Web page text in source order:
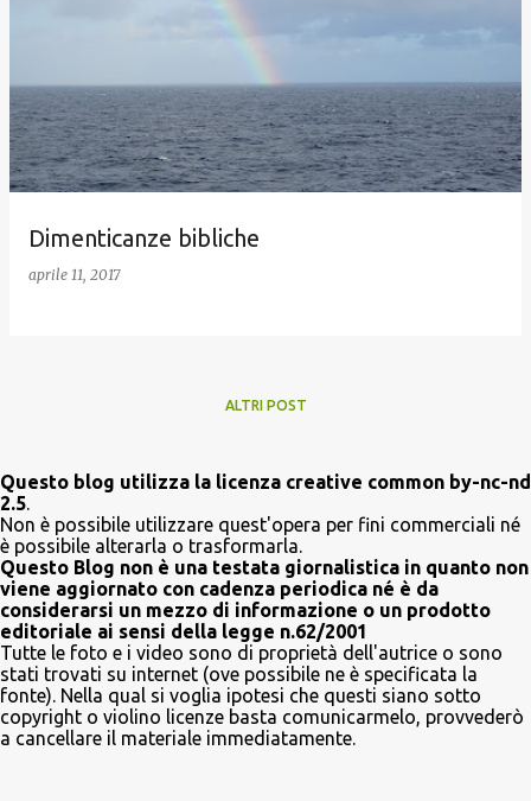
Dimenticanze bibliche
aprile 11, 2017
ALTRI POST
Questo blog utilizza la licenza creative common by-nc-nd
2.5.
Non è possibile utilizzare quest'opera per fini commerciali né
è possibile alterarla o trasformarla.
Questo Blog non è una testata giornalistica in quanto non
viene aggiornato con cadenza periodica né è da
considerarsi un mezzo di informazione o un prodotto
editoriale ai sensi della legge n.62/2001
Tutte le foto e i video sono di proprietà dell'autrice o sono
stati trovati su internet (ove possibile ne è specificata la
fonte). Nella qual si voglia ipotesi che questi siano sotto
copyright o violino licenze basta comunicarmelo, provvederò
a cancellare il materiale immediatamente.